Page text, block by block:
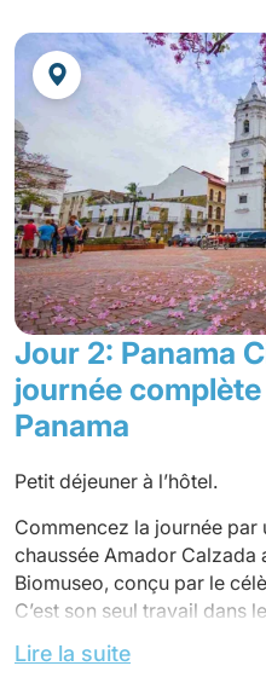
Jour 2: Panama
journée
Panama
Petit déjeuner à l’hôtel.
Commencez la journée
chaussée Amador Calzada
Biomuseo, conçu par le
C’est son seul travail dans
Découverte du quartier
Lire la suite